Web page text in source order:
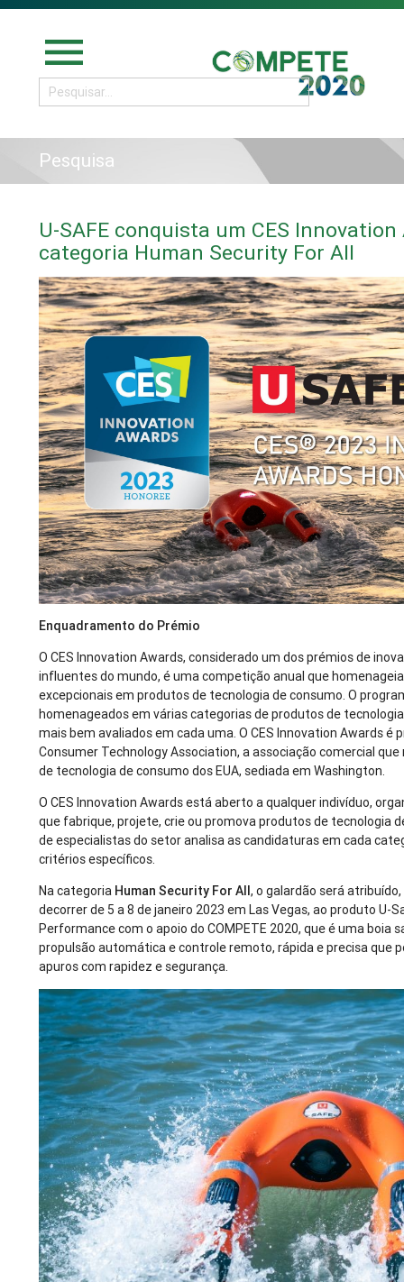
menu
Pesquisa
U-SAFE conquista um CES
categoria Human Security For All
Enquadramento do Prémio
O CES Innovation Awards, considerado um dos prémios de
influentes do mundo, é uma competição anual que
excepcionais em produtos de tecnologia de consumo. O
homenageados em várias categorias de produtos de
mais bem avaliados em cada uma. O CES Innovation Awards é
Consumer Technology Association, a associação comercial
de tecnologia de consumo dos EUA, sediada em Washington.
O CES Innovation Awards está aberto a qualquer indivíduo,
que fabrique, projete, crie ou promova produtos de tecnologia
de especialistas do setor analisa as candidaturas em cada
critérios específicos.
Na categoria Human Security For All, o galardão será
decorrer de 5 a 8 de janeiro 2023 em Las Vegas, ao produto U-
Performance com o apoio do COMPETE 2020, que é uma boia
propulsão automática e controle remoto, rápida e precisa que
apuros com rapidez e segurança.